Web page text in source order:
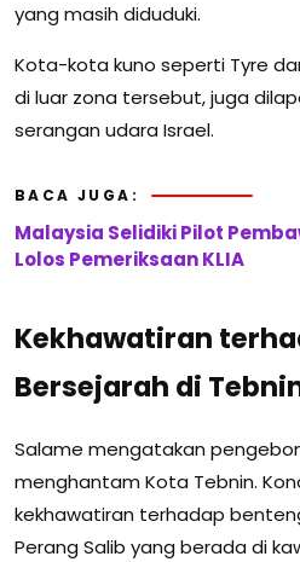
yang masih diduduki.
Kota-kota kuno seperti Tyre
di luar zona tersebut, juga
serangan udara Israel.
BACA JUGA:
Malaysia Selidiki Pilot
Lolos Pemeriksaan KLIA
Kekhawatiran
Bersejarah di
Salame mengatakan
menghantam Kota Tebnin.
kekhawatiran terhadap
Perang Salib yang berada di